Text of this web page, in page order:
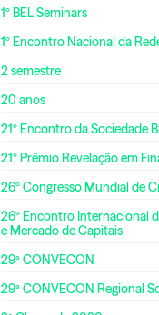
1º BEL Seminars
1º Encontro Nacional da
2 semestre
20 anos
21º Encontro da Sociedade
21º Prêmio Revelação em
26º Congresso Mundial de
26º Encontro Internacional
e Mercado de Capitais
29ª CONVECON
29ª CONVECON Regional